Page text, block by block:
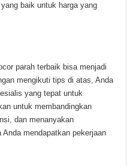
baik untuk harga yang
parah terbaik bisa menjadi
mengikuti tips di atas, Anda
yang tepat untuk
untuk membandingkan
dan menanyakan
mendapatkan pekerjaan